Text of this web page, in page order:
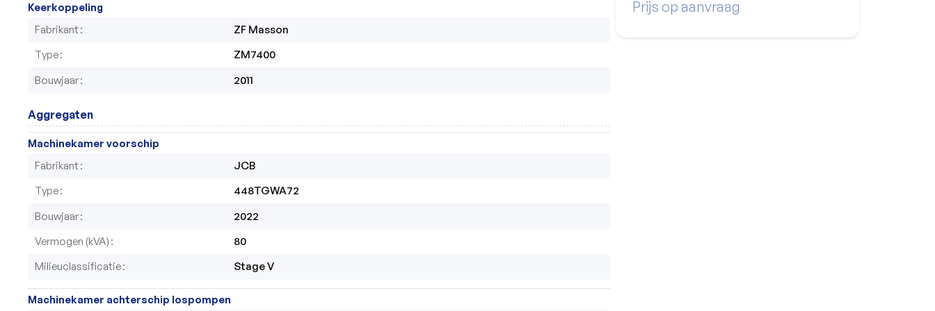
Keerkoppeling
Fabrikant
ZF Masson
Type
ZM7400
Bouwjaar
2011
Aggregaten
Machinekamer voorschip
Fabrikant
JCB
Type
448TGWA72
Bouwjaar
2022
Vermogen (kVA)
80
Milieuclassificatie
Stage V
Machinekamer achterschip lospompen
Prijs op aanvraag